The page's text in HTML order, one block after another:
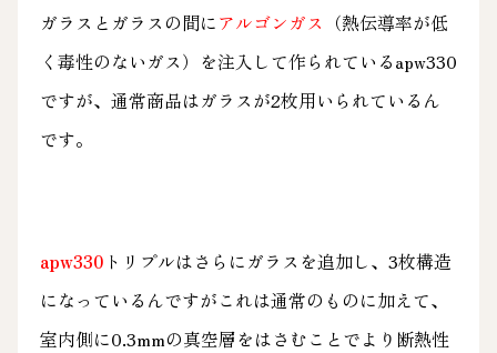
ガラスとガラスの間にアルゴンガス （熱伝導率が低
く毒性のないガス）を注入して作られているapw330
ですが、通常商品はガラスが2枚用いられているん
です。
apw330 トリプルはさらにガラスを追加し、3枚構造
になっているんですがこれは通常のものに加えて、
室内側に0.3mmの真空層をはさむことでより断熱性